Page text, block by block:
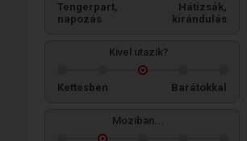
Tengerpart,
napozás
Hátizsák,
kirándulás
Kivel utazik?
Kettesben Barátokkal
Moziban...